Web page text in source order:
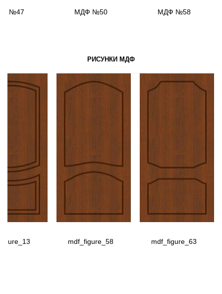
№47 МДФ №50 МДФ №58
РИСУНКИ МДФ
mdf_figure_58 mdf_figure_63